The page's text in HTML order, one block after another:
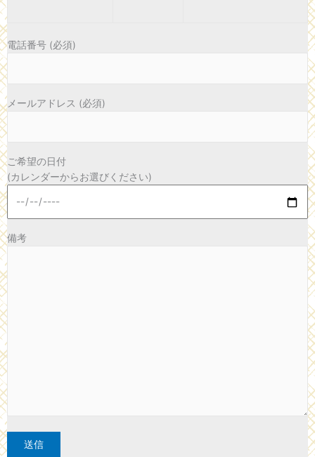
電話番号 (必須)
メールアドレス (必須)
ご希望の日付
(カレンダーからお選びください)
備考